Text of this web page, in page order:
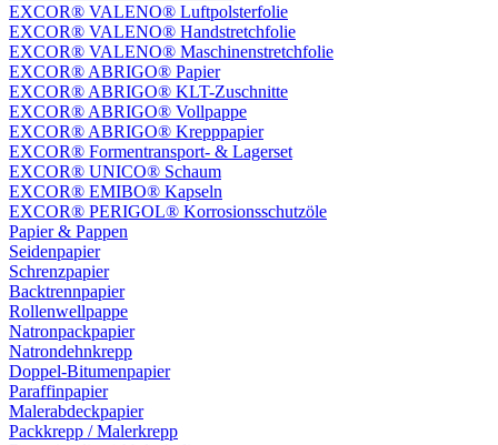
EXCOR® VALENO® Luftpolsterfolie
EXCOR® VALENO® Handstretchfolie
EXCOR® VALENO® Maschinenstretchfolie
EXCOR® ABRIGO® Papier
EXCOR® ABRIGO® KLT-Zuschnitte
EXCOR® ABRIGO® Vollpappe
EXCOR® ABRIGO® Krepppapier
EXCOR® Formentransport- & Lagerset
EXCOR® UNICO® Schaum
EXCOR® EMIBO® Kapseln
EXCOR® PERIGOL® Korrosionsschutzöle
Papier & Pappen
Seidenpapier
Schrenzpapier
Backtrennpapier
Rollenwellpappe
Natronpackpapier
Natrondehnkrepp
Doppel-Bitumenpapier
Paraffinpapier
Malerabdeckpapier
Packkrepp / Malerkrepp